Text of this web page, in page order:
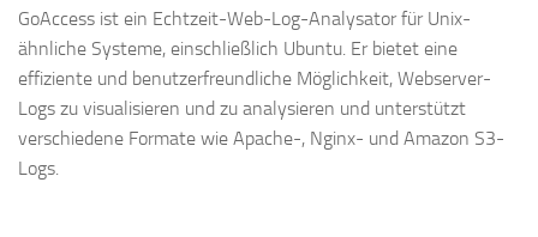
GoAccess ist ein Echtzeit-Web-Log-Analysator für Unix-
ähnliche Systeme, einschließlich Ubuntu. Er bietet eine
effiziente und benutzerfreundliche Möglichkeit, Webserver-
Logs zu visualisieren und zu analysieren und unterstützt
verschiedene Formate wie Apache-, Nginx- und Amazon S3-
Logs.